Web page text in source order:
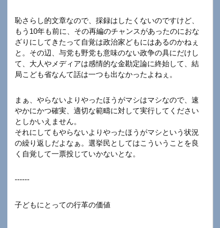
恥さらし的文章なので、採録はしたくないのですけど、
もう10年も前に、その再編のチャンスがあったのにおな
ざりにしてきたって自覚は政治家どもにはあるのかねぇ
と。その辺、与党も野党も意味のない政争の具にだけし
て、大人やメディアは感情的な金勘定論に終始して、結
局こども省なんて話は一つも出なかったよねぇ。
まぁ、やらないよりやったほうがマシはマシなので、速
やかにかつ確実、適切な範疇に対して実行してください
としかいえません。
それにしてもやらないよりやったほうがマシという状況
の繰り返しだよなぁ。選挙民としてはこういうことを良
く自覚して一票投じていかないとな。
------
子どもにとっての行革の価値